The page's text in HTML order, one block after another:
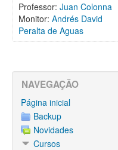
Professor: Juan Colonna
Monitor: Andrés David
Peralta de Aguas
NAVEGAÇÃO
Página inicial
Backup
Novidades
Cursos